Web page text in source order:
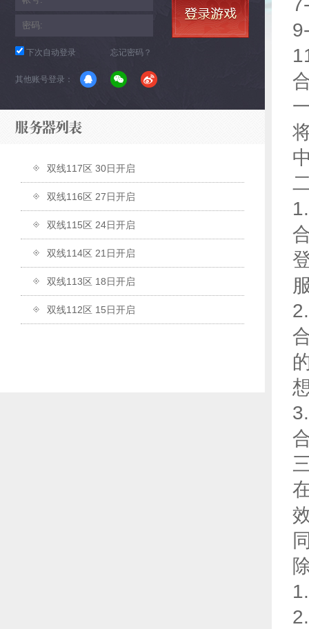
下次自动登录 忘记密码？
其他账号登录：
双线117区 30日开启
双线116区 27日开启
双线115区 24日开启
双线114区 21日开启
双线113区 18日开启
双线112区 15日开启